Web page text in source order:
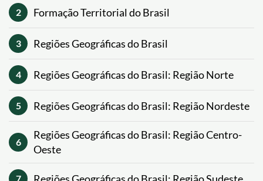
2 Formação Territorial do Brasil
3 Regiões Geográficas do Brasil
4 Regiões Geográficas do Brasil: Região Norte
5 Regiões Geográficas do Brasil: Região Nordeste
6
Regiões Geográficas do Brasil: Região Centro-
Oeste
7 Regiões Geográficas do Brasil: Região Sudeste